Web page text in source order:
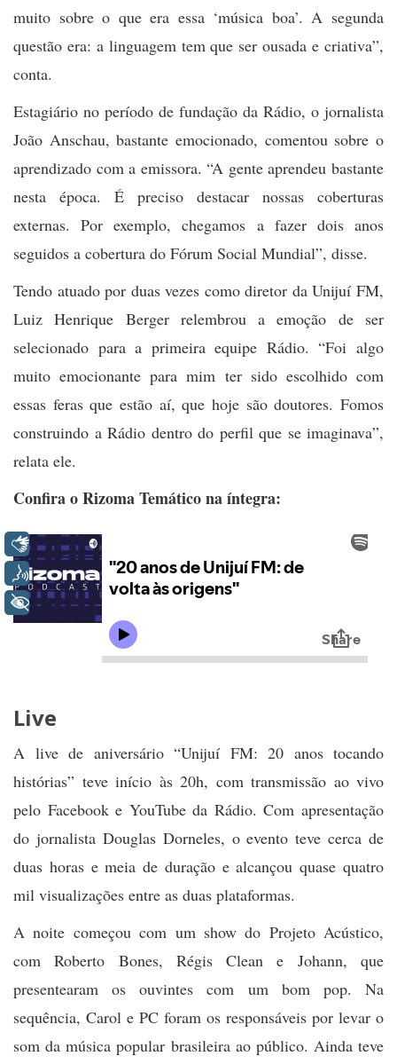
muito sobre o que era essa ‘música boa’. A segunda
questão era: a linguagem tem que ser ousada e criativa”,
conta.
Estagiário no período de fundação da Rádio, o jornalista
João Anschau, bastante emocionado, comentou sobre o
aprendizado com a emissora. “A gente aprendeu bastante
nesta época. É preciso destacar nossas coberturas
externas. Por exemplo, chegamos a fazer dois anos
seguidos a cobertura do Fórum Social Mundial”, disse.
Tendo atuado por duas vezes como diretor da Unijuí FM,
Luiz Henrique Berger relembrou a emoção de ser
selecionado para a primeira equipe Rádio. “Foi algo
muito emocionante para mim ter sido escolhido com
essas feras que estão aí, que hoje são doutores. Fomos
construindo a Rádio dentro do perfil que se imaginava”,
relata ele.
Confira o Rizoma Temático na íntegra:
Live
A live de aniversário “Unijuí FM: 20 anos tocando
histórias” teve início às 20h, com transmissão ao vivo
pelo Facebook e YouTube da Rádio. Com apresentação
do jornalista Douglas Dorneles, o evento teve cerca de
duas horas e meia de duração e alcançou quase quatro
mil visualizações entre as duas plataformas.
A noite começou com um show do Projeto Acústico,
com Roberto Bones, Régis Clean e Johann, que
presentearam os ouvintes com um bom pop. Na
sequência, Carol e PC foram os responsáveis por levar o
som da música popular brasileira ao público. Ainda teve
Libras
Voz
+ Acessibilidade